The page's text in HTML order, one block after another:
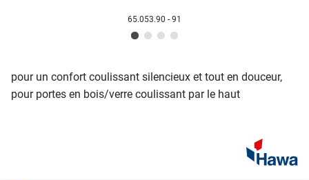
65.053.90 - 91
pour un confort coulissant silencieux et tout en douceur,
pour portes en bois/verre coulissant par le haut